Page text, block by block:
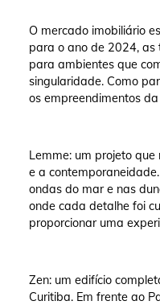
O mercado imobiliário
para o ano de 2024, as
para ambientes que
singularidade. Como
os empreendimentos
Lemme: um projeto
e a
ondas do mar e nas
onde cada detalhe foi
proporcionar uma
Zen: um edifício
Curitiba. Em frente ao